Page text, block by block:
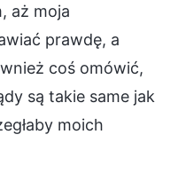
aż moja
prawdę, a
coś omówić,
są takie same jak
moich